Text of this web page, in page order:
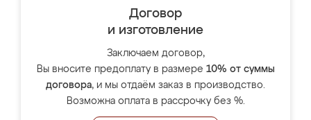
Договор
и изготовление
Заключаем договор,
Вы вносите предоплату в размере 10% от суммы
договора, и мы отдаём заказ в производство.
Возможна оплата в рассрочку без %.